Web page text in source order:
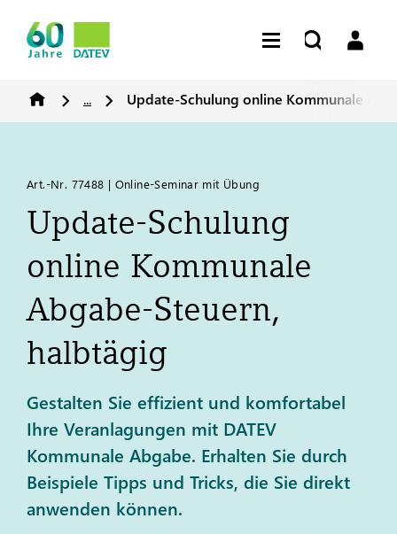
... Update-Schulung online Kommunale
Art.-Nr. 77488 | Online-Seminar mit Übung
Update-Schulung
online Kommunale
Abgabe-Steuern,
halbtägig
Gestalten Sie effizient und komfortabel
Ihre Veranlagungen mit DATEV
Kommunale Abgabe. Erhalten Sie durch
Beispiele Tipps und Tricks, die Sie direkt
anwenden können.